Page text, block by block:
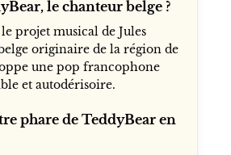
le chanteur belge ?
projet musical de Jules
originaire de la région de
une pop francophone
et autodérisoire.
phare de TeddyBear en